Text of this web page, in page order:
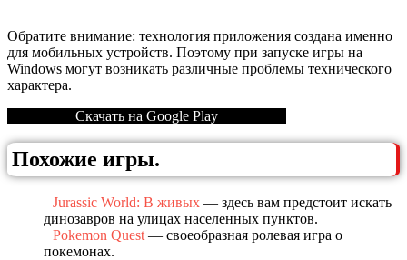
Обратите внимание: технология приложения создана именно
для мобильных устройств. Поэтому при запуске игры на
Windows могут возникать различные проблемы технического
характера.
Скачать на Google Play
Похожие игры.
Jurassic World: В живых — здесь вам предстоит искать
динозавров на улицах населенных пунктов.
Pokemon Quest — своеобразная ролевая игра о
покемонах.